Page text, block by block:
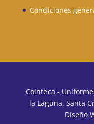
Condiciones
Cointeca -
la Laguna, Santa
Diseño